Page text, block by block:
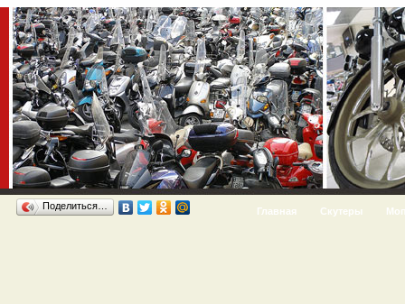
Скутеры
Главная
Поделиться…